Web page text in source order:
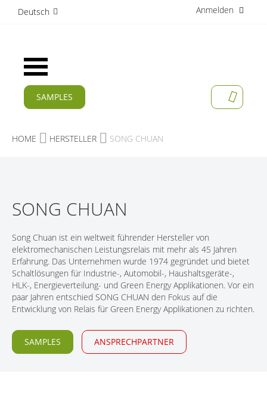
Anmelden
Deutsch
Navigation
umschalten
MEIN
SAMPLES
AKTUELLES
PRODUKTE
SERVICES
UNTERNEHMEN
KARRIERE
KONTAKT
HOME HERSTELLER SONG CHUAN
SONG CHUAN
Song Chuan ist ein weltweit führender Hersteller von
elektromechanischen Leistungsrelais mit mehr als 45 Jahren
Erfahrung. Das Unternehmen wurde 1974 gegründet und bietet
Schaltlösungen für Industrie-, Automobil-, Haushaltsgeräte-,
HLK-, Energieverteilung- und Green Energy Applikationen. Vor ein
paar Jahren entschied SONG CHUAN den Fokus auf die
Entwicklung von Relais für Green Energy Applikationen zu richten.
SAMPLES ANSPRECHPARTNER